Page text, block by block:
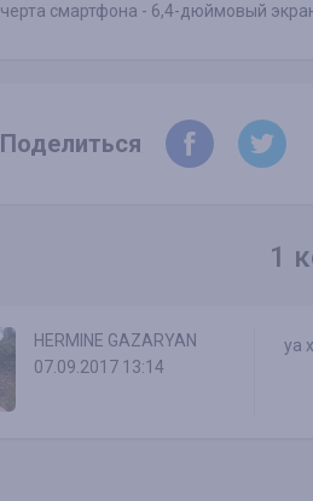
черта смартфона - 6,4-дюймовый
Поделиться
1
HERMINE GAZARYAN
07.09.2017 13:14
ya